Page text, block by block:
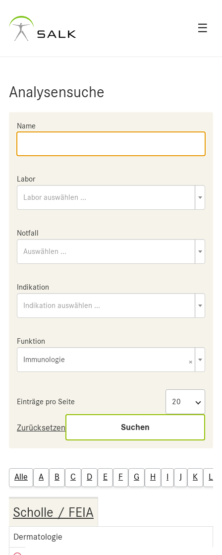
☰
Analysensuche
Name
Labor
Labor auswählen ...
Notfall
Auswählen ...
Indikation
Indikation auswählen ...
Funktion
×
Immunologie
Einträge pro Seite
Zurücksetzen Suchen
Alle A B C D E F G H I J K L
Scholle / FEIA
Dermatologie